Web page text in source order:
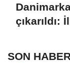
çıkarıldı:
SON